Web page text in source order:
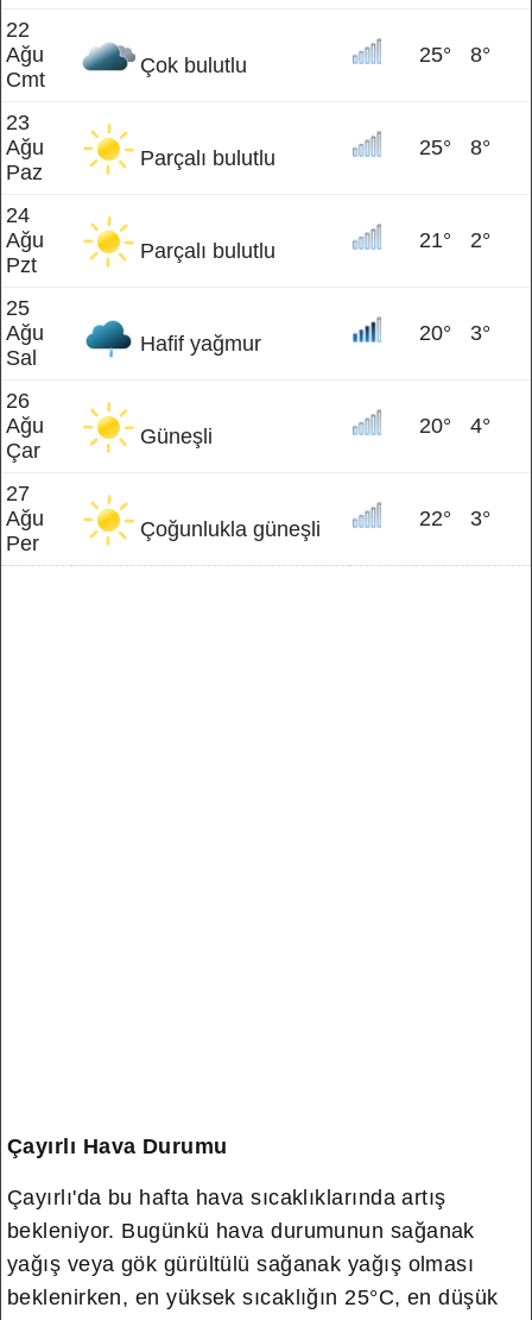
22
Ağu
Cmt
Çok bulutlu 25° 8°
23
Ağu
Paz
Parçalı bulutlu 25° 8°
24
Ağu
Pzt
Parçalı bulutlu 21° 2°
25
Ağu
Sal
Hafif yağmur 20° 3°
26
Ağu
Çar
Güneşli 20° 4°
27
Ağu
Per
Çoğunlukla güneşli 22° 3°
Çayırlı Hava Durumu
Çayırlı'da bu hafta hava sıcaklıklarında artış
bekleniyor. Bugünkü hava durumunun sağanak
yağış veya gök gürültülü sağanak yağış olması
beklenirken, en yüksek sıcaklığın 25°C, en düşük